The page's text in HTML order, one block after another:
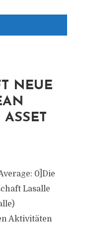
NEUE
0]Die
Lasalle
Aktivitäten